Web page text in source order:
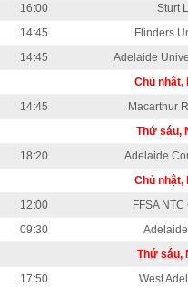
16:00
Sturt
14:45
Flinders
14:45
Adelaide
Chủ nhật,
14:45
Macarthur
Thứ sáu,
18:20
Adelaide
Chủ nhật,
12:00
FFSA
09:30
Thứ sáu,
17:50
West